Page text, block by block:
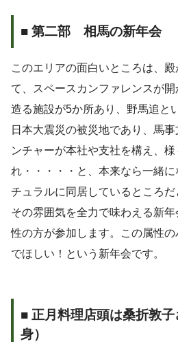
■ 第二部 相馬の新年会
このエリアの面白いところは、
て、スペースカンファレンスが
造る施設が5か所あり、野馬追と
日本大震災の被災地であり、馬
ンチャーが本社や支社を構え、様
れ・・・・・と、本来なら一緒
チュラルに同居しているところだ
その雰囲気を全力で味わえる新
性の方が参加します。この属性
でほしい！という新年会です。
■ 正月料理店頭は桑折敦
身）